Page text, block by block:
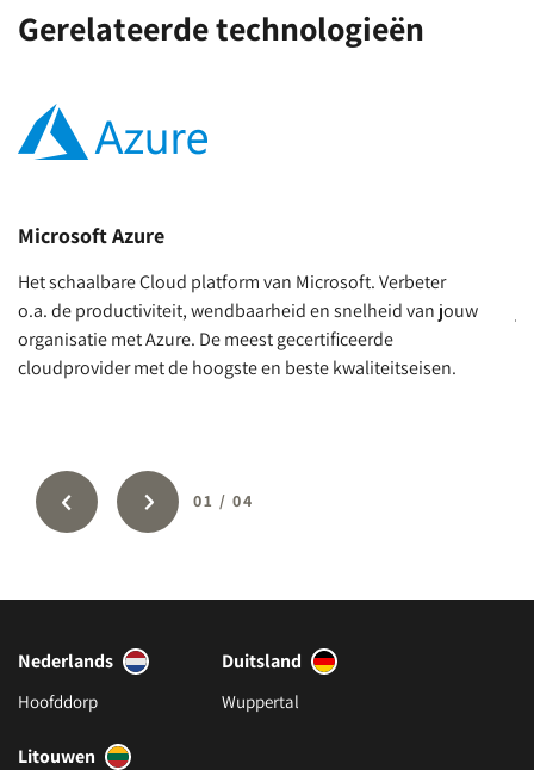
Gerelateerde technologieën
Microsoft Azure
Het schaalbare Cloud platform van Microsoft. Verbeter
o.a. de productiviteit, wendbaarheid en snelheid van jouw
organisatie met Azure. De meest gecertificeerde
cloudprovider met de hoogste en beste kwaliteitseisen.
01 / 04
Nederlands
Hoofddorp
Duitsland
Wuppertal
Litouwen